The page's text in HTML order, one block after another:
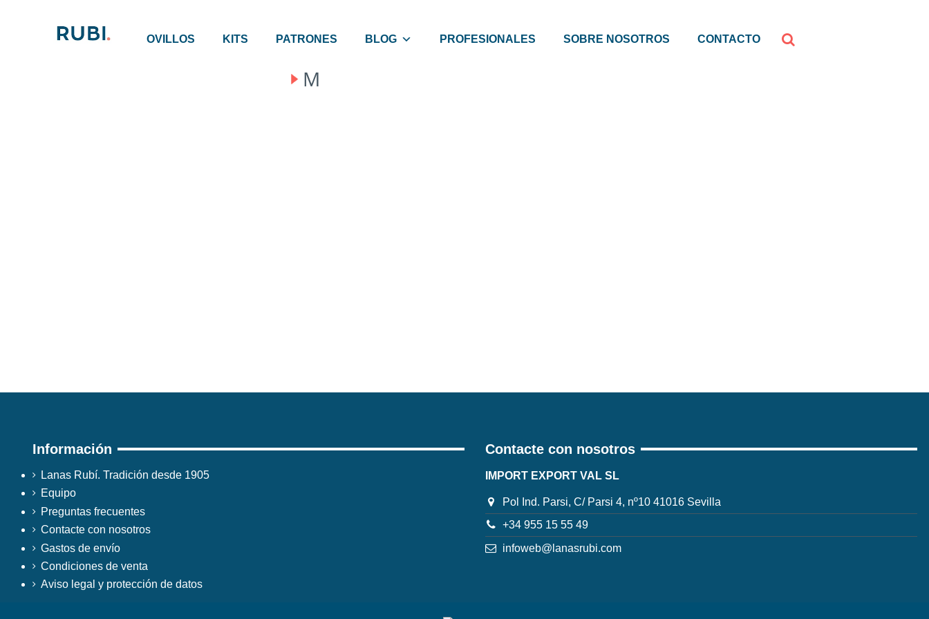
OVILLOS KITS PATRONES BLOG PROFESIONALES SOBRE NOSOTROS CONTACTO
M
Información
Lanas Rubí. Tradición desde 1905
Equipo
Preguntas frecuentes
Contacte con nosotros
Gastos de envío
Condiciones de venta
Aviso legal y protección de datos
Contacte con nosotros
IMPORT EXPORT VAL SL
Pol Ind. Parsi, C/ Parsi 4, nº10 41016 Sevilla
+34 955 15 55 49
infoweb@lanasrubi.com